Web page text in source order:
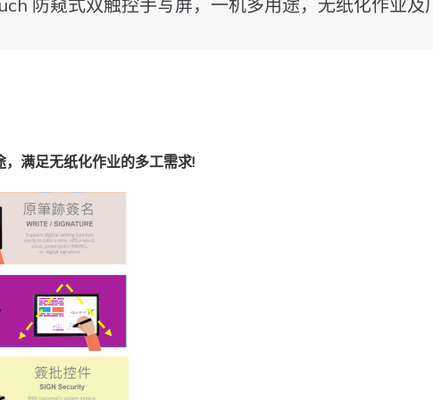
防窥式双触控手写屏，一机多用途，无纸化作业及广
满足无纸化作业的多工需求!